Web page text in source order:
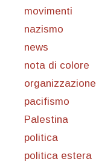
movimenti
nazismo
news
nota di colore
organizzazione
pacifismo
Palestina
politica
politica estera